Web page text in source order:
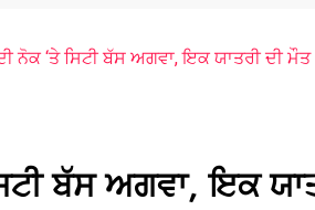
ਨੋਕ ‘ਤੇ ਸਿਟੀ ਬੱਸ ਅਗਵਾ, ਇਕ ਯਾਤਰੀ ਦੀ ਮੌਤ
ਬੱਸ ਅਗਵਾ, ਇਕ